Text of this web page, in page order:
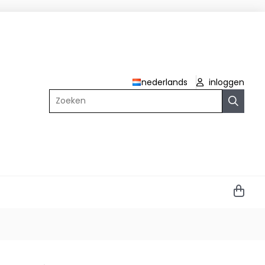
nederlands
inloggen
Zoeken